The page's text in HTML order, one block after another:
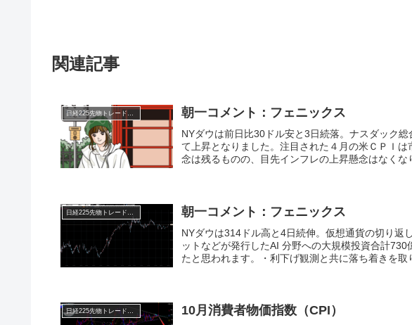
関連記事
日経225先物トレード倶楽部 朝一コメント：フェニックス
NYダウは前日比30ドル安と3日続落。ナスダック
て上昇となりました。注目された４月の米ＣＰＩ
念は残るものの、目先インフレの上昇懸念はなくな
朝一コメント：フェニックス
NYダウは314ドル高と4日続伸。仮想通貨の切り返
ットなどが発行したAI 分野への大規模投資合計
たと思われます。・利下げ観測と共に落ち着きを取
日経225先物トレード倶楽部 10月消費者物価指数（CPI）